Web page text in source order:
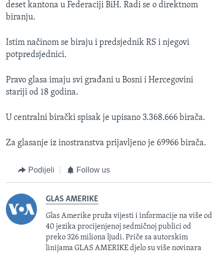
deset kantona u Federaciji BiH. Radi se o direktnom
biranju.
Istim načinom se biraju i predsjednik RS i njegovi
potpredsjednici.
Pravo glasa imaju svi građani u Bosni i Hercegovini
stariji od 18 godina.
U centralni birački spisak je upisano 3.368.666 birača.
Za glasanje iz inostranstva prijavljeno je 69966 birača.
Podijeli Follow us
GLAS AMERIKE
Glas Amerike pruža vijesti i informacije na više od
40 jezika procijenjenoj sedmičnoj publici od
preko 326 miliona ljudi. Priče sa autorskim
linijama GLAS AMERIKE djelo su više novinara